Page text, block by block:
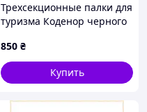
Трехсекционные палки для
туризма Коденор черного
850 ₴
Купить